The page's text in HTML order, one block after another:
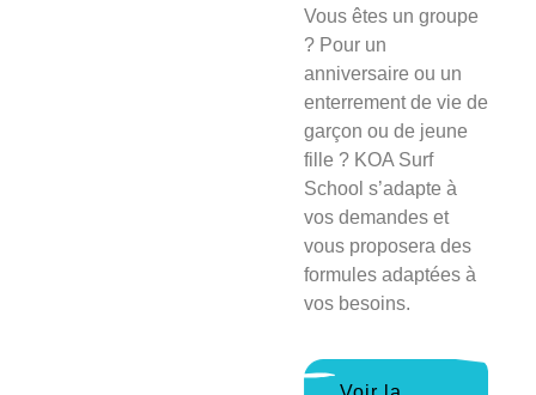
Vous êtes un groupe
? Pour un
anniversaire ou un
enterrement de vie de
garçon ou de jeune
fille ? KOA Surf
School s’adapte à
vos demandes et
vous proposera des
formules adaptées à
vos besoins.